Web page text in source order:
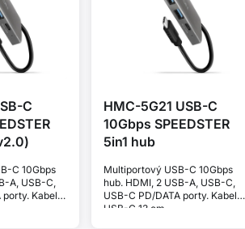
C
C 10Gbps
A, USB-C,
porty. Kabel
HMC-5G21 USB-C
10Gbps SPEEDSTER
5in1 hub
Multiportový USB-C 10Gbps
hub. HDMI, 2 USB-A, USB-C,
USB-C PD/DATA porty. Kabel
USB-C 13 cm.